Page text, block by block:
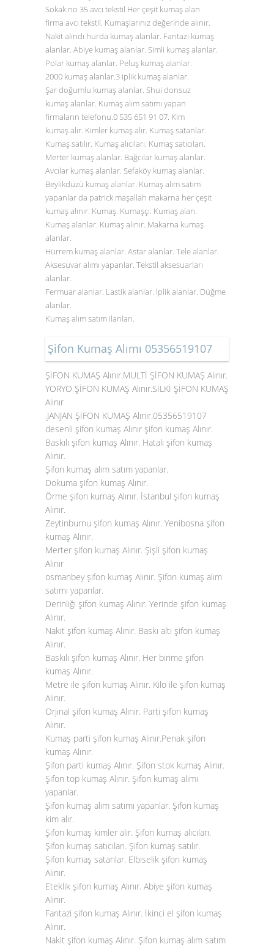
Sokak no 35 avcı tekstil Her çeşit kumaş alan
firma avcı tekstil. Kumaşlarınız değerinde alınır.
Nakit alındı hurda kumaş alanlar. Fantazi kumaş
alanlar. Abiye kumaş alanlar. Simli kumaş alanlar.
Polar kumaş alanlar. Peluş kumaş alanlar.
2000 kumaş alanlar.3 iplik kumaş alanlar.
Şar doğumlu kumaş alanlar. Shui donsuz
kumaş alanlar. Kumaş alım satımı yapan
firmaların telefonu.0 535 651 91 07. Kim
kumaş alır. Kimler kumaş alır. Kumaş satanlar.
Kumaş satılır. Kumaş alıcıları. Kumaş satıcıları.
Merter kumaş alanlar. Bağcılar kumaş alanlar.
Avcılar kumaş alanlar. Sefaköy kumaş alanlar.
Beylikdüzü kumaş alanlar. Kumaş alım satım
yapanlar da patrick maşallah makarna her çeşit
kumaş alınır. Kumaş. Kumaşçı. Kumaş alan.
Kumaş alanlar. Kumaş alınır. Makarna kumaş
alanlar.
Hürrem kumaş alanlar. Astar alanlar. Tele alanlar.
Aksesuvar alımı yapanlar. Tekstil aksesuarları
alanlar.
Fermuar alanlar. Lastik alanlar. İplik alanlar. Düğme
alanlar.
Kumaş alım satım ilanları.
Şifon Kumaş Alımı 05356519107
ŞİFON KUMAŞ Alınır.MULTİ ŞİFON KUMAŞ Alınır.
YORYO ŞİFON KUMAŞ Alınır.SİLKİ ŞİFON KUMAŞ
Alınır
.JANJAN ŞİFON KUMAŞ Alınır.05356519107
desenli şifon kumaş Alınır şifon kumaş Alınır.
Baskılı şifon kumaş Alınır. Hatalı şifon kumaş
Alınır.
Şifon kumaş alım satım yapanlar.
Dokuma şifon kumaş Alınır.
Örme şifon kumaş Alınır. İstanbul şifon kumaş
Alınır.
Zeytinburnu şifon kumaş Alınır. Yenibosna şifon
kumaş Alınır.
Merter şifon kumaş Alınır. Şişli şifon kumaş
Alınır
osmanbey şifon kumaş Alınır. Şifon kumaş alım
satımı yapanlar.
Derinliği şifon kumaş Alınır. Yerinde şifon kumaş
Alınır.
Nakit şifon kumaş Alınır. Baskı altı şifon kumaş
Alınır.
Baskılı şifon kumaş Alınır. Her birime şifon
kumaş Alınır.
Metre ile şifon kumaş Alınır. Kilo ile şifon kumaş
Alınır.
Orjinal şifon kumaş Alınır. Parti şifon kumaş
Alınır.
Kumaş parti şifon kumaş Alınır.Penak şifon
kumaş Alınır.
Şifon parti kumaş Alınır. Şifon stok kumaş Alınır.
Şifon top kumaş Alınır. Şifon kumaş alımı
yapanlar.
Şifon kumaş alım satımı yapanlar. Şifon kumaş
kim alır.
Şifon kumaş kimler alır. Şifon kumaş alıcıları.
Şifon kumaş satıcıları. Şifon kumaş satılır.
Şifon kumaş satanlar. Elbiselik şifon kumaş
Alınır.
Eteklik şifon kumaş Alınır. Abiye şifon kumaş
Alınır.
Fantazi şifon kumaş Alınır. İkinci el şifon kumaş
Alınır.
Nakit şifon kumaş Alınır. Şifon kumaş alım satım